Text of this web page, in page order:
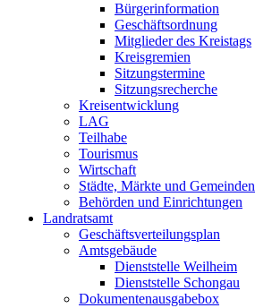
Bürgerinformation
Geschäftsordnung
Mitglieder des Kreistags
Kreisgremien
Sitzungstermine
Sitzungsrecherche
Kreisentwicklung
LAG
Teilhabe
Tourismus
Wirtschaft
Städte, Märkte und Gemeinden
Behörden und Einrichtungen
Landratsamt
Geschäftsverteilungsplan
Amtsgebäude
Dienststelle Weilheim
Dienststelle Schongau
Dokumentenausgabebox